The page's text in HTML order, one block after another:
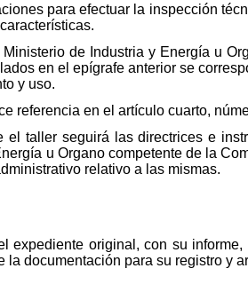
para efectuar la inspección
de Industria y Energía u
en el epígrafe anterior se
y uso.
en el artículo cuarto,
taller seguirá las directrices e
u Organo competente de la
relativo a las mismas.
expediente original, con su
documentación para su registro y